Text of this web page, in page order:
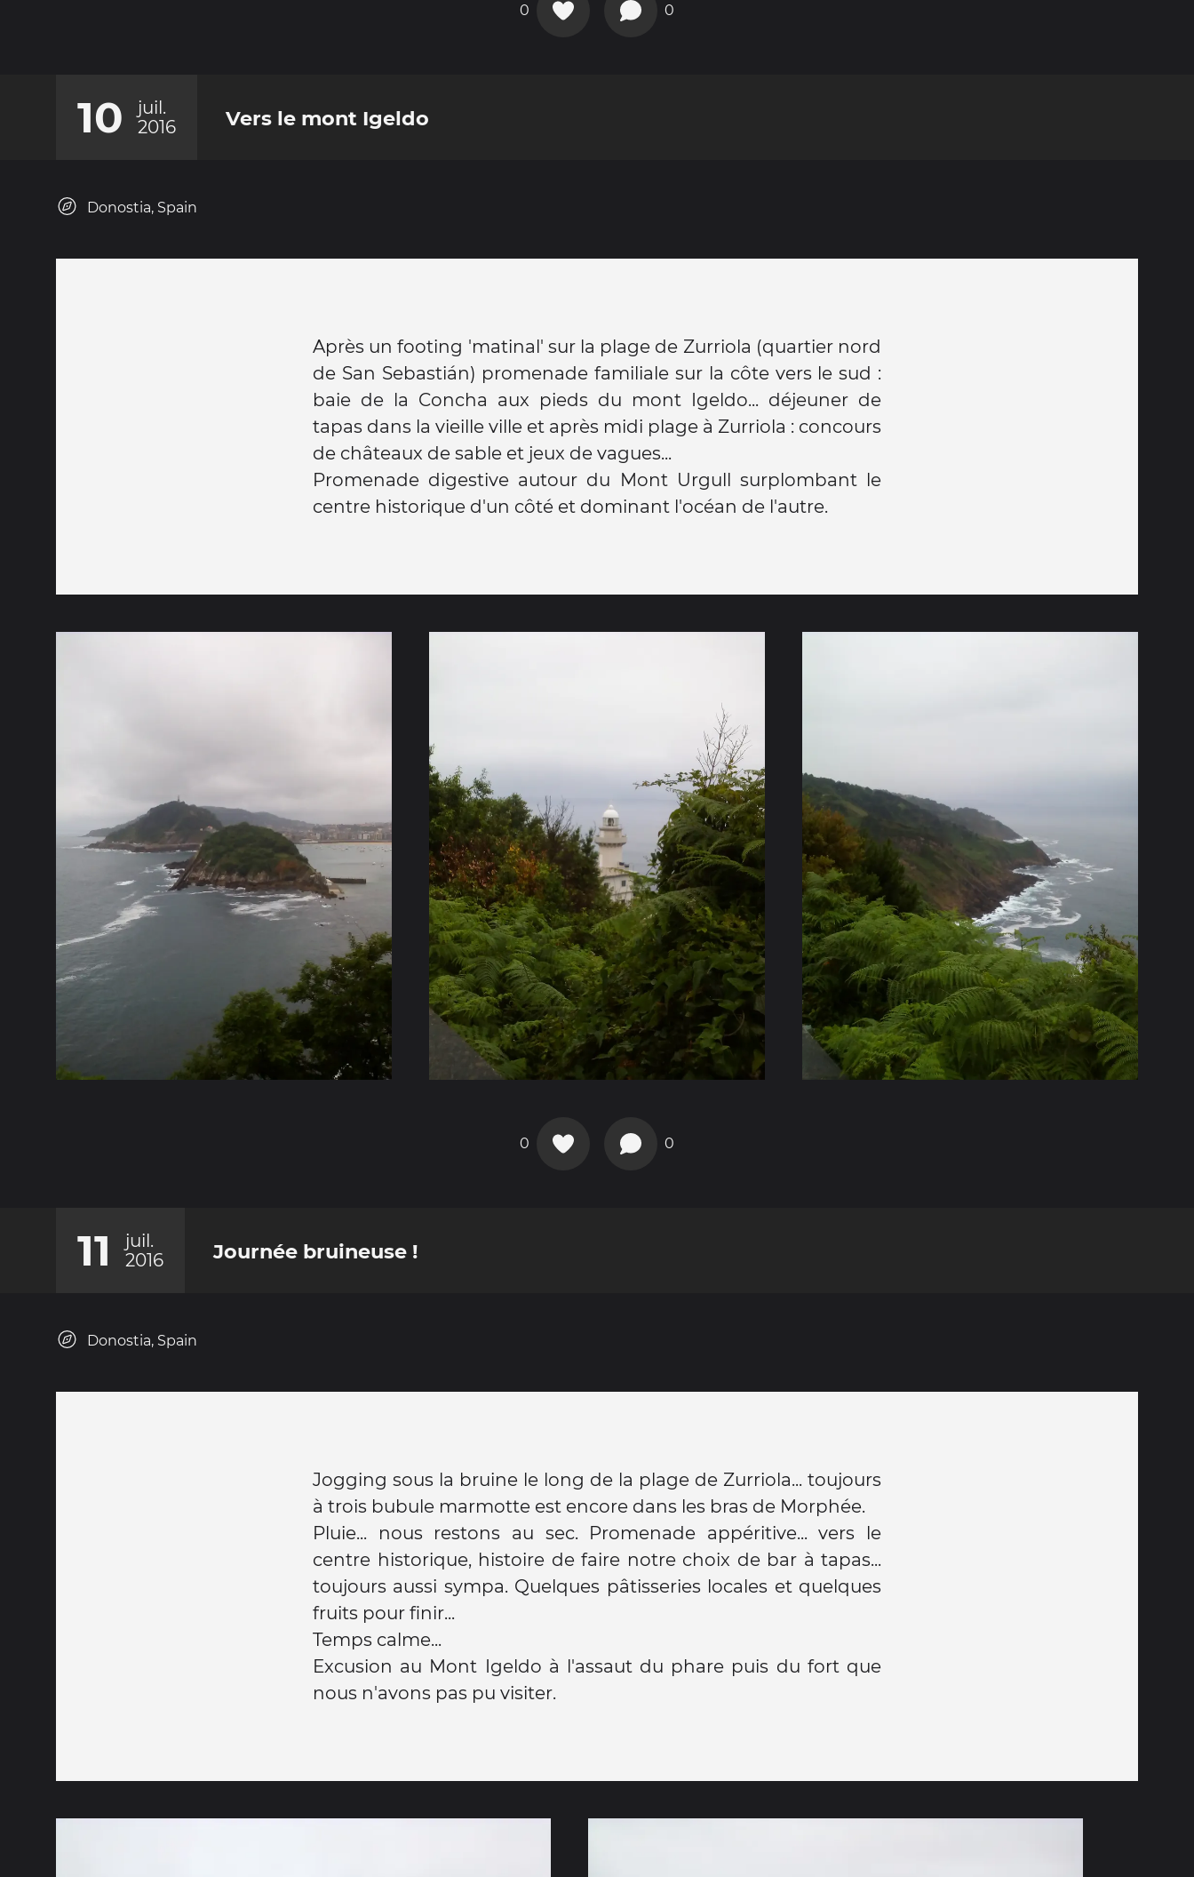
0 0
10
juil.
2016
Vers le mont Igeldo
Donostia, Spain
Après un footing 'matinal' sur la plage de Zurriola (quartier nord
de San Sebastián) promenade familiale sur la côte vers le sud :
baie de la Concha aux pieds du mont Igeldo... déjeuner de
tapas dans la vieille ville et après midi plage à Zurriola : concours
de châteaux de sable et jeux de vagues...
Promenade digestive autour du Mont Urgull surplombant le
centre historique d'un côté et dominant l'océan de l'autre.
0 0
11
juil.
2016
Journée bruineuse !
Donostia, Spain
Jogging sous la bruine le long de la plage de Zurriola... toujours
à trois bubule marmotte est encore dans les bras de Morphée.
Pluie... nous restons au sec. Promenade appéritive... vers le
centre historique, histoire de faire notre choix de bar à tapas...
toujours aussi sympa. Quelques pâtisseries locales et quelques
fruits pour finir...
Temps calme...
Excusion au Mont Igeldo à l'assaut du phare puis du fort que
nous n'avons pas pu visiter.